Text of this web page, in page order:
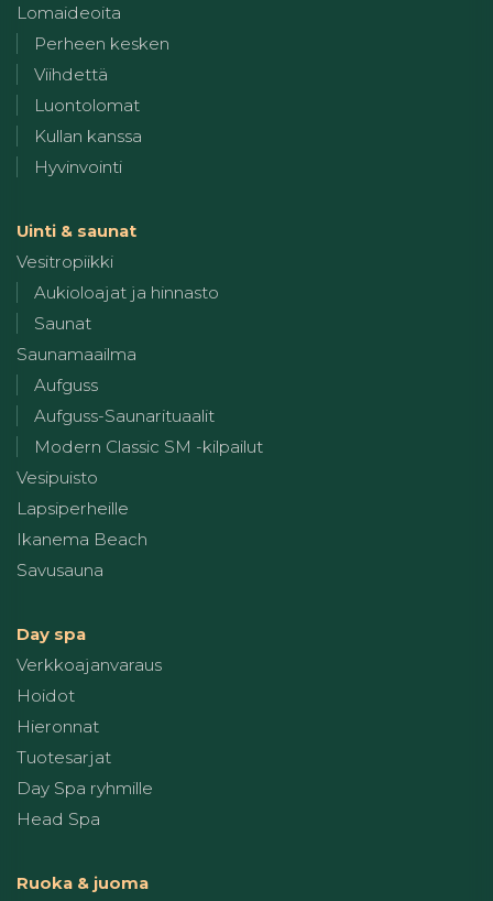
Lomaideoita
Perheen kesken
Viihdettä
Luontolomat
Kullan kanssa
Hyvinvointi
Uinti & saunat
Vesitropiikki
Aukioloajat ja hinnasto
Saunat
Saunamaailma
Aufguss
Aufguss-Saunarituaalit
Modern Classic SM -kilpailut
Vesipuisto
Lapsiperheille
Ikanema Beach
Savusauna
Day spa
Verkkoajanvaraus
Hoidot
Hieronnat
Tuotesarjat
Day Spa ryhmille
Head Spa
Ruoka & juoma